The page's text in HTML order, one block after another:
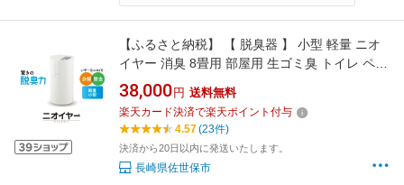
【ふるさと納税】 【 脱臭器 】 小型 軽量 ニオ
イヤー 消臭 8畳用 部屋用 生ゴミ臭 トイレ ペッ
ト タバコ 空気清浄 長崎県 佐世保市
38,000 円 送料無料
楽天カード決済で楽天ポイント付与
4.57(23件)
決済から20日以内に発送いたします。
長崎県佐世保市